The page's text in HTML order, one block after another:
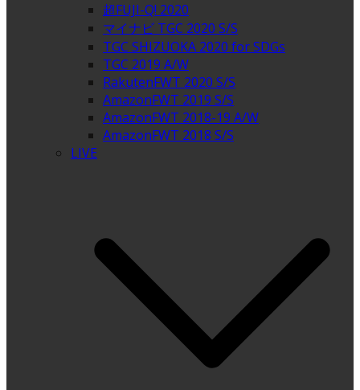
超FUJI-Q! 2020
マイナビ TGC 2020 S/S
TGC SHIZUOKA 2020 for SDGs
TGC 2019 A/W
RakutenFWT 2020 S/S
AmazonFWT 2019 S/S
AmazonFWT 2018-19 A/W
AmazonFWT 2018 S/S
LIVE